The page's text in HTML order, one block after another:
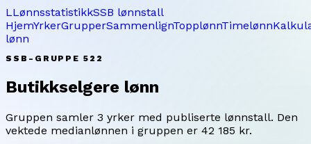
LLønnsstatistikkSSB lønnstall
HjemYrkerGrupperSammenlignTopplønnTimelønn
lønn
SSB-GRUPPE522
Butikkselgere lønn
Gruppen samler 3 yrker med publiserte lønnstall. Den
vektede medianlønnen i gruppen er 42 185 kr.